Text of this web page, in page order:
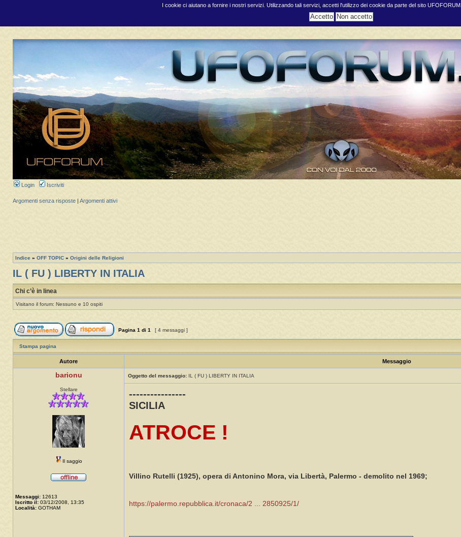
I cookie ci aiutano a fornire i nostri servizi. Utilizzando tali servizi, accetti l'utilizzo dei cookie da parte del sito UFOFORUM.
Login Iscriviti
Argomenti senza risposte Argomenti attivi
Indice » OFF TOPIC » Origini delle Religioni
IL ( FU ) LIBERTY IN ITALIA
Chi c’è in linea
Visitano il forum: Nessuno e 10 ospiti
Pagina 1 di 1 [ 4 messaggi ]
Stampa pagina
Autore Messaggio
barionu
Stellare
Il saggio
Messaggi: 12613
Iscritto il: 03/12/2008, 13:35
Località: GOTHAM
Oggetto del messaggio: IL ( FU ) LIBERTY IN ITALIA
----------------
SICILIA
ATROCE !
Villino Rutelli (1925), opera di Antonino Mora, via Libertà, Palermo - demolito nel 1969;
https://palermo.repubblica.it/cronaca/2 ... 2850925/1/